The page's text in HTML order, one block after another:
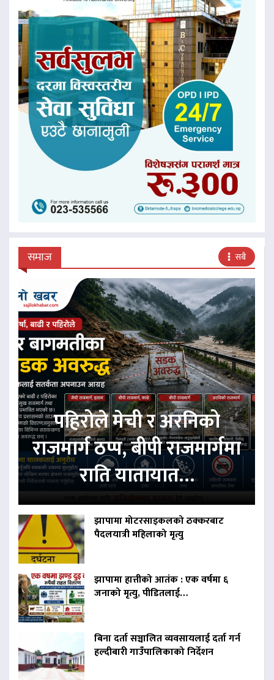
समाज सबै
पहिरोले मेची र अरनिको
राजमार्ग ठप्प, बीपी राजमार्गमा
राति यातायात…
झापामा मोटरसाइकलको ठक्करबाट
पैदलयात्री महिलाको मृत्यु
झापामा हात्तीको आतंक : एक वर्षमा ६
जनाको मृत्यु, पीडितलाई…
बिना दर्ता सञ्चालित व्यवसायलाई दर्ता गर्न
हल्दीबारी गाउँपालिकाको निर्देशन